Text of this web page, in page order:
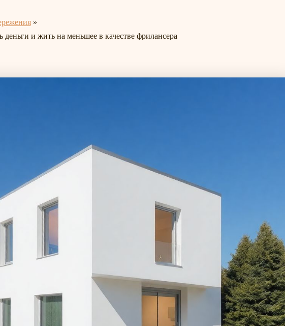
и жить на меньшее в качестве фрилансера